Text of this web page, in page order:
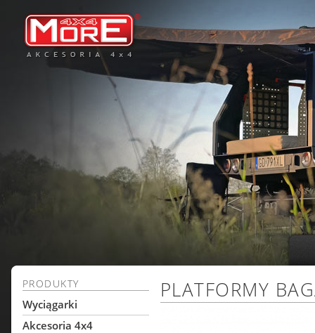
PRODUKTY
Wyciągarki
Akcesoria 4x4
PLATFORMY